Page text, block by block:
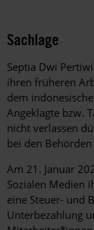
Sachlage
Septia Dwi
ihren früheren
dem
Angeklagte bzw.
nicht verlassen
bei den
Am 21. Januar
Sozialen Medien
eine Steuer- und
Unterbezahlung